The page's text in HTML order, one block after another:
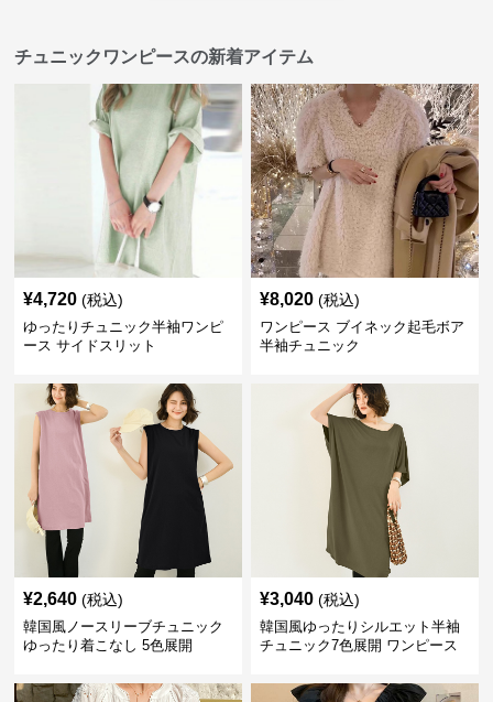
チュニックワンピースの新着アイテム
¥4,720 (税込)
ゆったりチュニック半袖ワンピ
ース サイドスリット
¥8,020 (税込)
ワンピース ブイネック起毛ボア
半袖チュニック
¥2,640 (税込)
韓国風ノースリーブチュニック
ゆったり着こなし 5色展開
¥3,040 (税込)
韓国風ゆったりシルエット半袖
チュニック7色展開 ワンピース